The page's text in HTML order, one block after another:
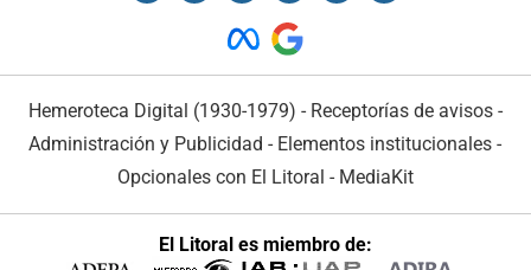
Hemeroteca Digital (1930-1979) - Receptorías de avisos -
Administración y Publicidad - Elementos institucionales -
Opcionales con El Litoral - MediaKit
El Litoral es miembro de: